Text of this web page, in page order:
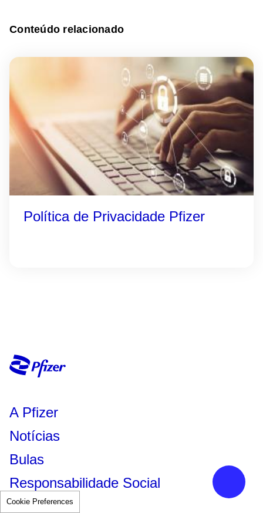
Cookie Preferences
Conteúdo relacionado
Política de Privacidade Pfizer
A Pfizer
Notícias
Bulas
Responsabilidade Social